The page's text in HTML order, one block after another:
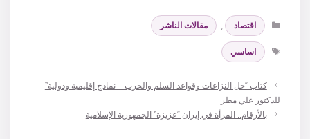
التصنيفات
اقتصاد ,
مقالات الناشر
الوسوم
اساسي
كتاب “حل النزاعات وقواعد السلم والحرب – نماذج إقليمية ودولية”
للدكتور علي مطر
بالأرقام.. المرأة في إيران “عزيزة” الجمهورية الإسلامية